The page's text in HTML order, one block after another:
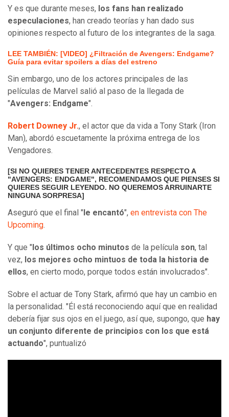
Y es que durante meses, los fans han realizado
especulaciones, han creado teorías y han dado sus
opiniones respecto al futuro de los integrantes de la saga.
LEE TAMBIÉN: [VIDEO] ¿Filtración de Avengers: Endgame?
Guía para evitar spoilers a días del estreno
Sin embargo, uno de los actores principales de las
películas de Marvel salió al paso de la llegada de
"Avengers: Endgame".
Robert Downey Jr., el actor que da vida a Tony Stark (Iron
Man), abordó escuetamente la próxima entrega de los
Vengadores.
[SI NO QUIERES TENER ANTECEDENTES RESPECTO A
"AVENGERS: ENDGAME", RECOMENDAMOS QUE PIENSES SI
QUIERES SEGUIR LEYENDO. NO QUEREMOS ARRUINARTE
NINGUNA SORPRESA]
Aseguró que el final " le encantó", en entrevista con The
Upcoming.
Y que " los últimos ocho minutos de la película son, tal
vez, los mejores ocho mintuos de toda la historia de
ellos, en cierto modo, porque todos están involucrados".
Sobre el actuar de Tony Stark, afirmó que hay un cambio en
la personalidad. "Él está reconociendo aquí que en realidad
debería fijar sus ojos en el juego, así que, supongo, que hay
un conjunto diferente de principios con los que está
actuando", puntualizó